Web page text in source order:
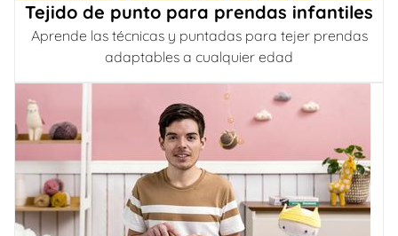
Tejido de punto para prendas infantiles
Aprende las técnicas y puntadas para tejer prendas
adaptables a cualquier edad